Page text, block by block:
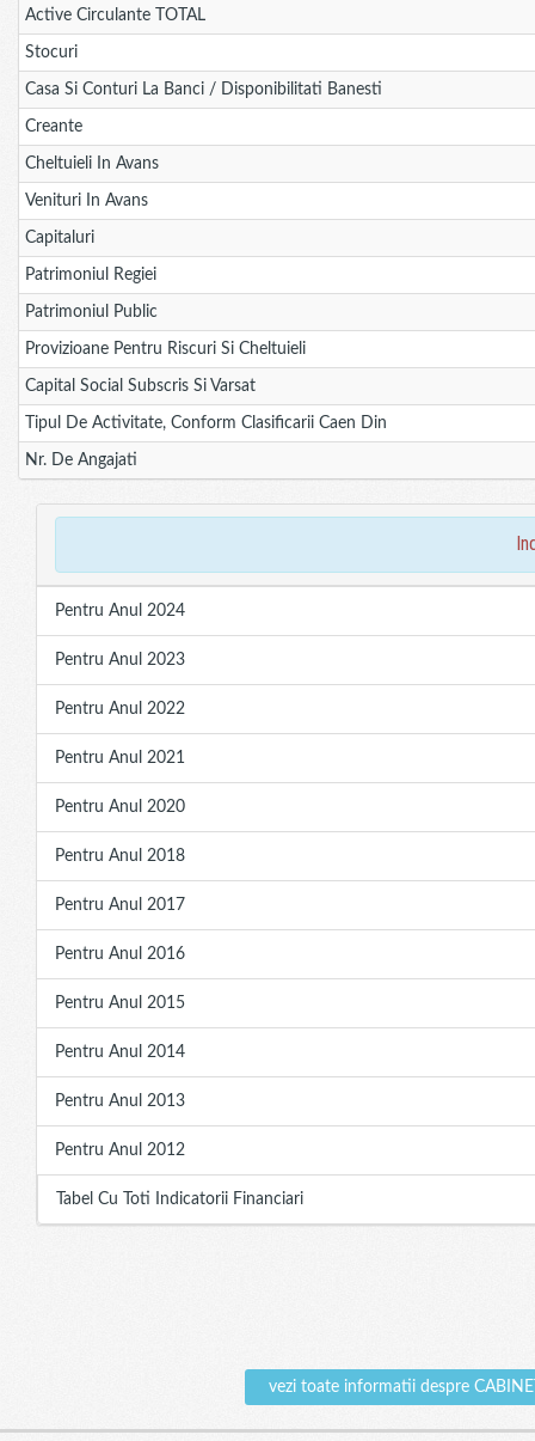
Active Circulante TOTAL
Stocuri
Casa Si Conturi La Banci / Disponibilitati Banesti
Creante
Cheltuieli In Avans
Venituri In Avans
Capitaluri
Patrimoniul Regiei
Patrimoniul Public
Provizioane Pentru Riscuri Si Cheltuieli
Capital Social Subscris Si Varsat
Tipul De Activitate, Conform Clasificarii Caen Din
Nr. De Angajati
Pentru Anul 2024
Pentru Anul 2023
Pentru Anul 2022
Pentru Anul 2021
Pentru Anul 2020
Pentru Anul 2018
Pentru Anul 2017
Pentru Anul 2016
Pentru Anul 2015
Pentru Anul 2014
Pentru Anul 2013
Pentru Anul 2012
Tabel Cu Toti Indicatorii Financiari
vezi toate informatii despre